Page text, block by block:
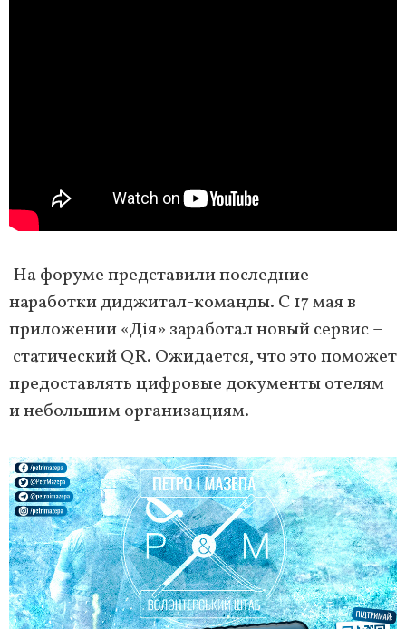
На форуме представили последние
наработки диджитал-команды. С 17 мая в
приложении «Дія» заработал новый сервис –
статический QR. Ожидается, что это поможет
предоставлять цифровые документы отелям
и небольшим организациям.